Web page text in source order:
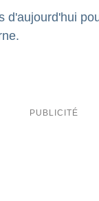
d'aujourd'hui